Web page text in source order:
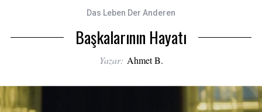
Das Leben Der Anderen
Başkalarının Hayatı
Yazar: Ahmet B.